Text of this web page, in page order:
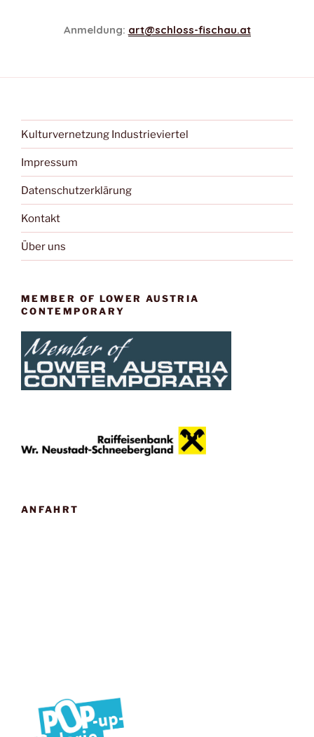
Anmeldung: art@schloss-fischau.at
Kulturvernetzung Industrieviertel
Impressum
Datenschutzerklärung
Kontakt
Über uns
MEMBER OF LOWER AUSTRIA
CONTEMPORARY
ANFAHRT